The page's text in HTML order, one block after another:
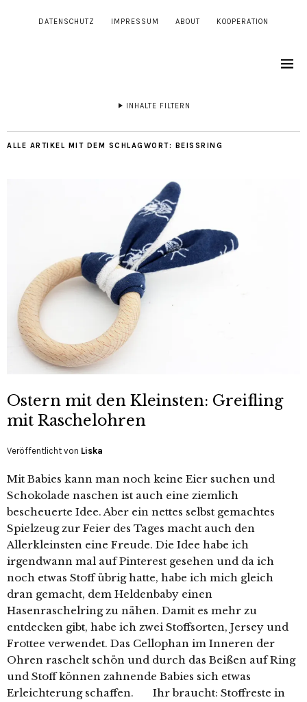
DATENSCHUTZ IMPRESSUM ABOUT KOOPERATION
INHALTE FILTERN
ALLE ARTIKEL MIT DEM SCHLAGWORT: BEISSRING
Ostern mit den Kleinsten: Greifling
mit Raschelohren
Veröffentlicht von Liska
Mit Babies kann man noch keine Eier suchen und
Schokolade naschen ist auch eine ziemlich
bescheuerte Idee. Aber ein nettes selbst gemachtes
Spielzeug zur Feier des Tages macht auch den
Allerkleinsten eine Freude. Die Idee habe ich
irgendwann mal auf Pinterest gesehen und da ich
noch etwas Stoff übrig hatte, habe ich mich gleich
dran gemacht, dem Heldenbaby einen
Hasenraschelring zu nähen. Damit es mehr zu
entdecken gibt, habe ich zwei Stoffsorten, Jersey und
Frottee verwendet. Das Cellophan im Inneren der
Ohren raschelt schön und durch das Beißen auf Ring
und Stoff können zahnende Babies sich etwas
Erleichterung schaffen. Ihr braucht: Stoffreste in